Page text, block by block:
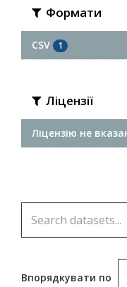
Формати
CSV 1
Ліцензії
Ліцензію не
Впорядкувати по